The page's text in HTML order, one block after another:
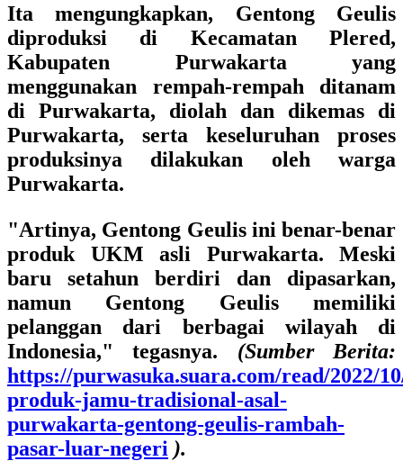
Ita mengungkapkan, Gentong Geulis
diproduksi di Kecamatan Plered,
Kabupaten Purwakarta yang
menggunakan rempah-rempah ditanam
di Purwakarta, diolah dan dikemas di
Purwakarta, serta keseluruhan proses
produksinya dilakukan oleh warga
Purwakarta.
"Artinya, Gentong Geulis ini benar-benar
produk UKM asli Purwakarta. Meski
baru setahun berdiri dan dipasarkan,
namun Gentong Geulis memiliki
pelanggan dari berbagai wilayah di
Indonesia," tegasnya. (Sumber Berita:
https://purwasuka.suara.com/read/2022/
produk-jamu-tradisional-asal-
purwakarta-gentong-geulis-rambah-
pasar-luar-negeri ).